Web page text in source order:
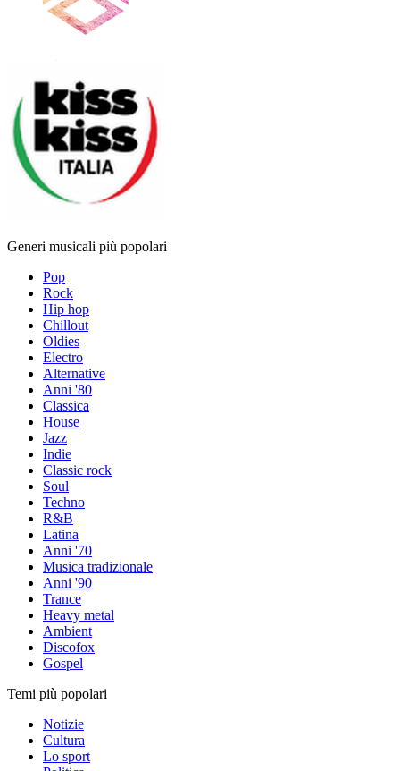
Generi musicali più popolari
Pop
Rock
Hip hop
Chillout
Oldies
Electro
Alternative
Anni '80
Classica
House
Jazz
Indie
Classic rock
Soul
Techno
R&B
Latina
Anni '70
Musica tradizionale
Anni '90
Trance
Heavy metal
Ambient
Discofox
Gospel
Temi più popolari
Notizie
Cultura
Lo sport